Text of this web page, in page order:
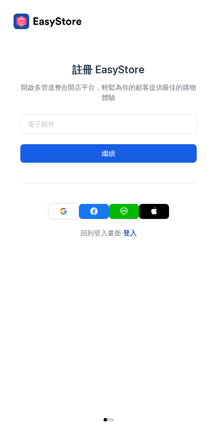
註冊 EasyStore
開啟多管道整合開店平台，輕鬆為你的顧客提供最佳的購物
體驗
繼續
回到登入畫面 登入